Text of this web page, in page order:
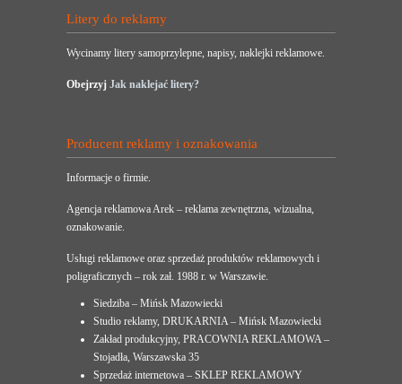
Litery do reklamy
Wycinamy litery samoprzylepne, napisy, naklejki reklamowe.
Obejrzyj Jak naklejać litery?
Producent reklamy i oznakowania
Informacje o firmie.
Agencja reklamowa Arek – reklama zewnętrzna, wizualna,
oznakowanie.
Usługi reklamowe oraz sprzedaż produktów reklamowych i
poligraficznych – rok zał. 1988 r. w Warszawie.
Siedziba – Mińsk Mazowiecki
Studio reklamy, DRUKARNIA – Mińsk Mazowiecki
Zakład produkcyjny, PRACOWNIA REKLAMOWA –
Stojadła, Warszawska 35
Sprzedaż internetowa – SKLEP REKLAMOWY